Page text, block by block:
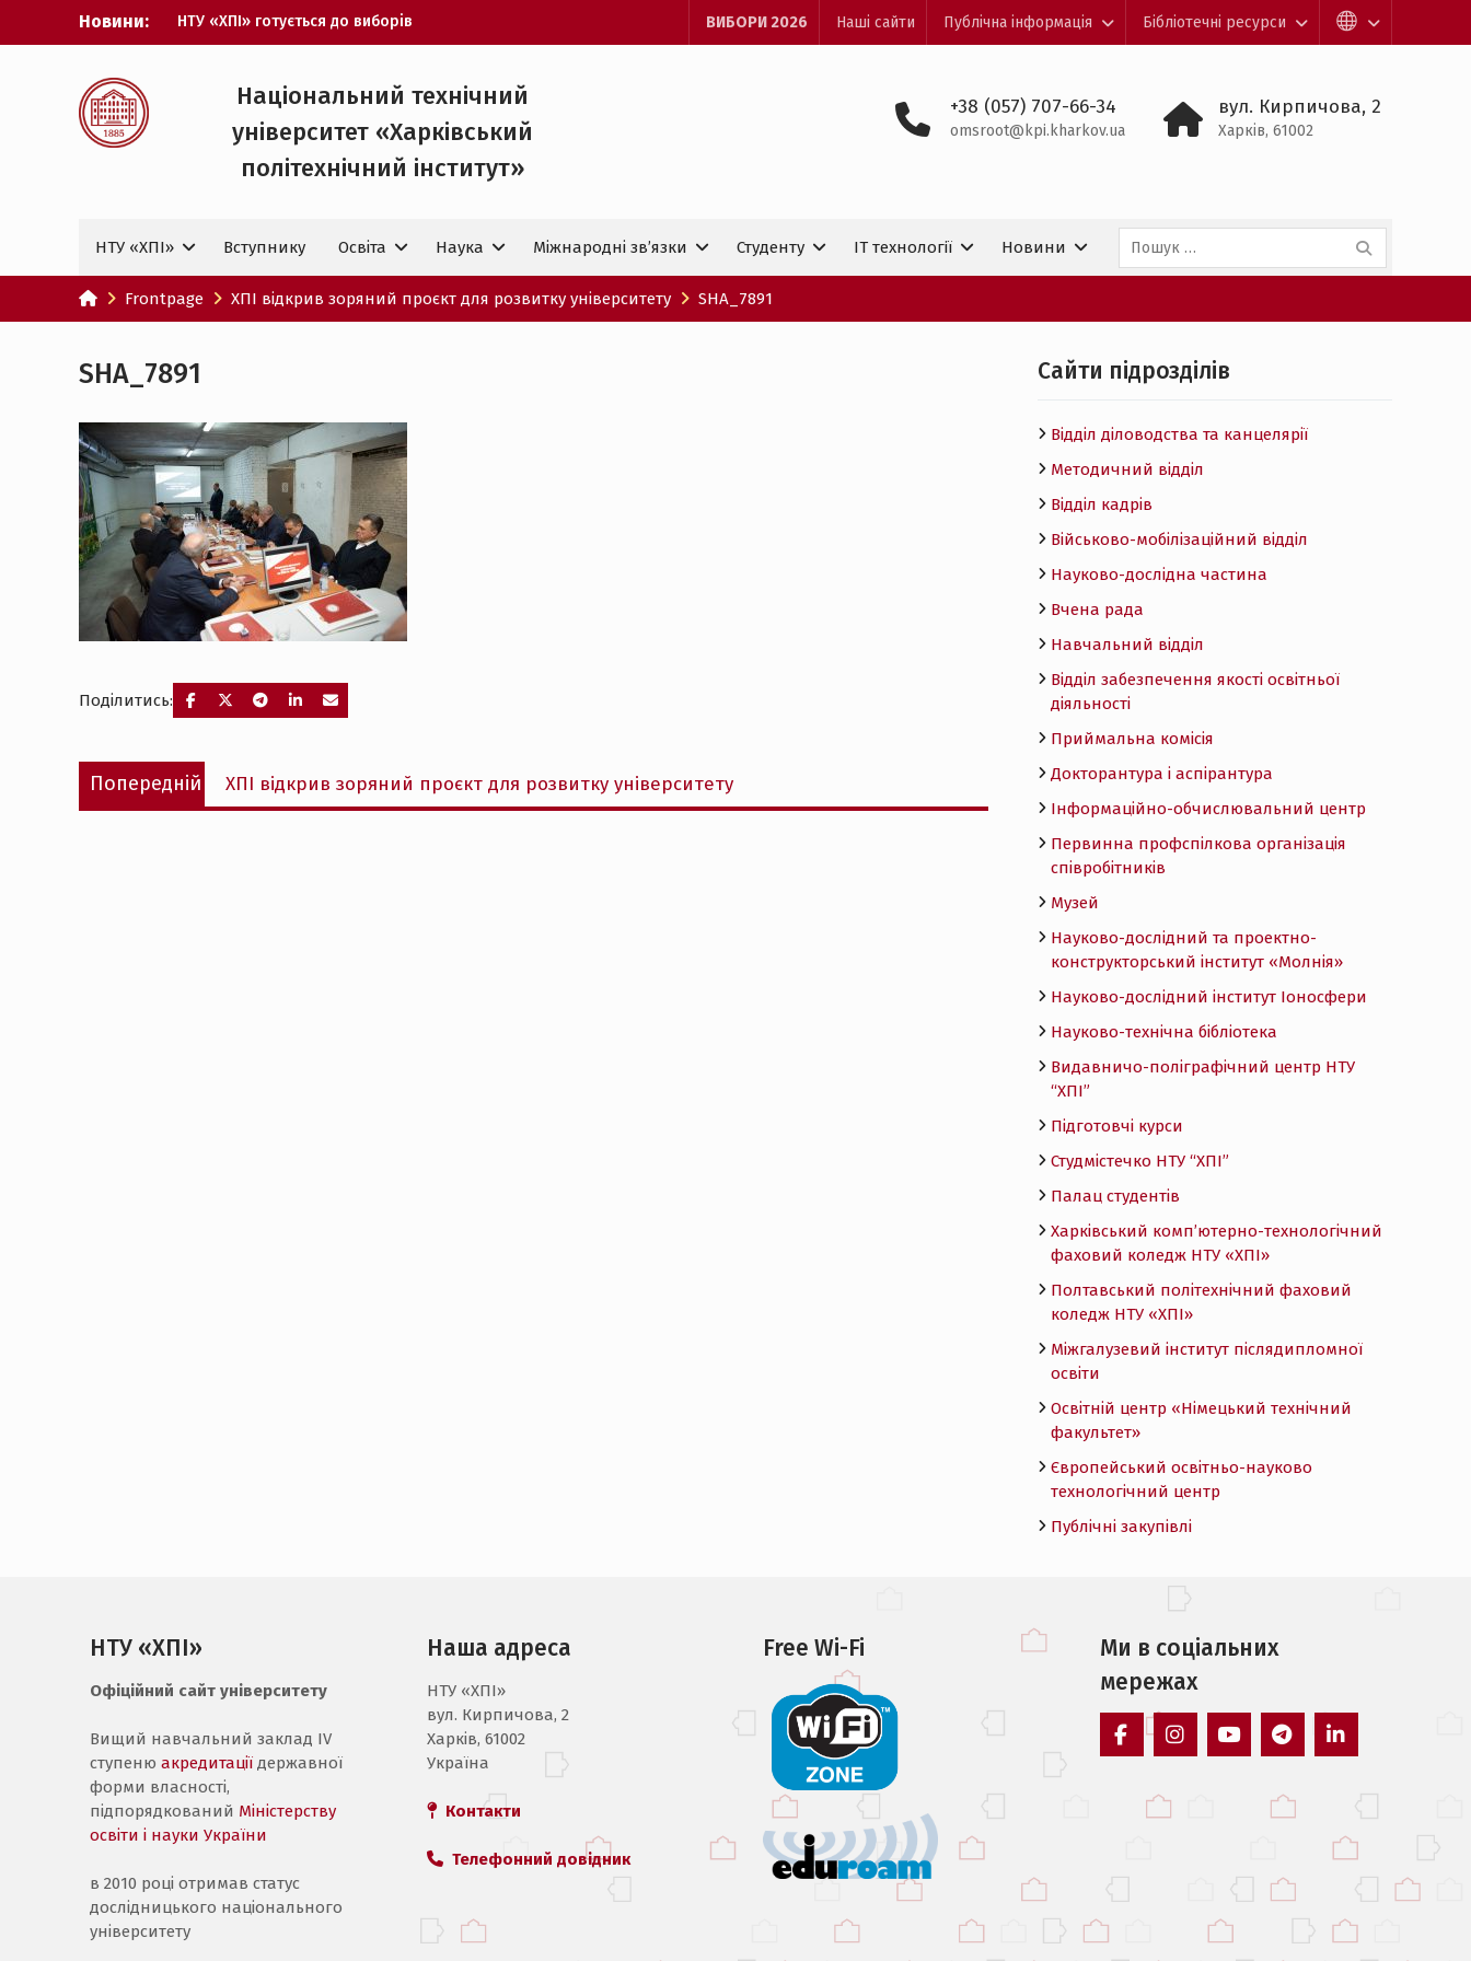
Новини:
НТУ «ХПІ» готується до виборів
ректора
Всеукраїнський фестиваль «Червона
ХПІ уклав угоду про партнерство з
ДержНДІ технологій кібербезпеки
Випускник ХПІ став
У Верховній Раді за участю ХПІ
обговорили перспективи українсько-
іспанського технологічного
партнерства
ВИБОРИ 2026 Наші сайти Публічна інформація Бібліотечні ресурси
Національний технічний
університет «Харківський
політехнічний iнститут»
+38 (057) 707-66-34
omsroot@kpi.kharkov.ua
вул. Кирпичова, 2
Харків, 61002
НТУ «ХПІ» Вступнику Освіта Наука Міжнародні зв’язки Студенту IT технологiї Новини
Пошук:
Frontpage ХПІ відкрив зоряний проєкт для розвитку університету SHA_7891
SHA_7891
Поділитись:
Навігація
записів
Попередній
Попередній
запис:
ХПІ відкрив зоряний проєкт для розвитку університету
Cайти підрозділів
Відділ діловодства та канцелярії
Методичний відділ
Відділ кадрів
Військово-мобілізаційний відділ
Науково-дослідна частина
Вчена рада
Навчальний відділ
Відділ забезпечення якості освітньої
діяльності
Приймальна комісія
Докторантура і аспірантура
Інформаційно-обчислювальний центр
Первинна профспілкова організація
співробітників
Музей
Науково-дослідний та проектно-
конструкторський інститут «Молнія»
Науково-дослідний інститут Іоносфери
Науково-технічна бібліотека
Видавничо-поліграфічний центр НТУ
“ХПІ”
Підготовчі курси
Студмістечко НТУ “ХПІ”
Палац студентів
Харківський комп’ютерно-технологічний
фаховий коледж НТУ «ХПI»
Полтавський політехнічний фаховий
коледж НТУ «ХПI»
Міжгалузевий інститут післядипломної
освіти
Освітній центр «Німецький технічний
факультет»
Європейський освітньо-науково
технологічний центр
Публічні закупівлі
НТУ «ХПІ»
Офіційний сайт університету
Вищий навчальний заклад IV
ступеню акредитації державної
форми власності,
підпорядкований Міністерству
освіти і науки України
в 2010 році отримав статус
дослідницького національного
університету
Наша адреса
НТУ «ХПI»
вул. Кирпичова, 2
Харків, 61002
Україна
Контакти
Телефонний довідник
Free Wi-Fi
Ми в соцiальних
мережах